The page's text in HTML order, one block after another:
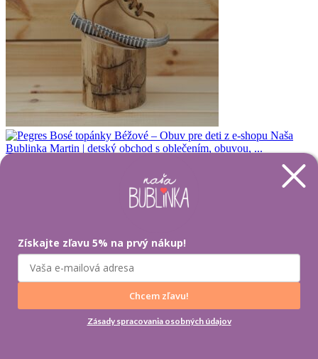
Veľkosť Obuvi
21
22
23
Vymazať
množstvo Pegres Bosé topánky Béžové
Získajte zľavu 5% na prvý nákup!
Chcem zľavu!
Zásady spracovania osobných údajov